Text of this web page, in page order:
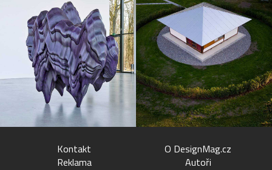
Kontakt
Reklama
O DesignMag.cz
Autoři